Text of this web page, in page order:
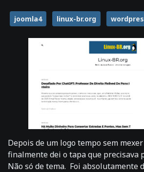
joomla4 linux-br.org
Depois de um logo tempo sem
finalmente dei o tapa que precisava
Não só de tema. Foi absolutamente